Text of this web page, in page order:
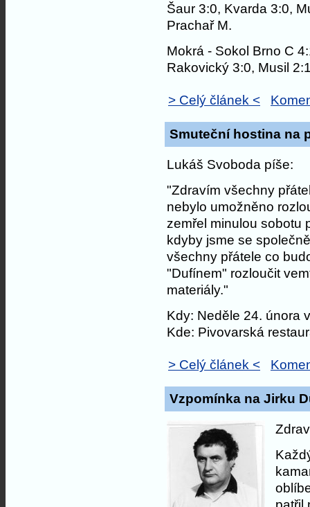
Šaur 3:0, Kvarda 3:0,
Prachař M.
Mokrá - Sokol Brno C
Rakovický 3:0, Musil
> Celý článek <
Smuteční hostina na
Lukáš Svoboda píše:
"Zdravím všechny
nebylo umožněno
zemřel minulou sobotu
kdyby jsme se
všechny přátele co
"Dufínem" rozloučit
materiály."
Kdy: Neděle 24. února
Kde: Pivovarská
> Celý článek <
Vzpomínka na Jirku